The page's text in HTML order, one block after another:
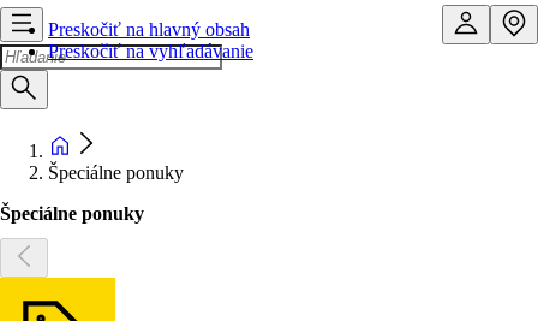
Preskočiť na hlavný obsah
Preskočiť na vyhľadávanie
Špeciálne ponuky
Špeciálne ponuky